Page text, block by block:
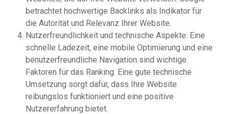
betrachtet hochwertige Backlinks als Indikator für
die Autorität und Relevanz Ihrer Website.
Nutzerfreundlichkeit und technische Aspekte: Eine
schnelle Ladezeit, eine mobile Optimierung und eine
benutzerfreundliche Navigation sind wichtige
Faktoren für das Ranking. Eine gute technische
Umsetzung sorgt dafür, dass Ihre Website
reibungslos funktioniert und eine positive
Nutzererfahrung bietet.